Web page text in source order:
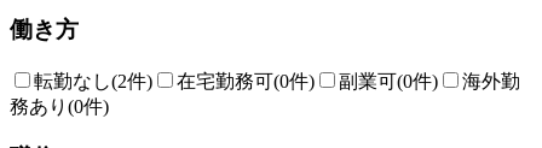
働き方
転勤なし(2件) 在宅勤務可(0件) 副業可(0件)
海外勤
務あり (0件)